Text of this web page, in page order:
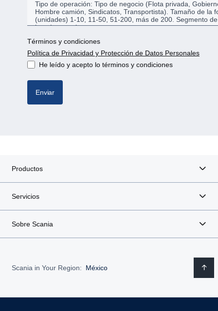
Términos y condiciones
Política de Privacidad y Protección de Datos Personales
He leído y acepto lo términos y condiciones
Enviar
Productos
Servicios
Sobre Scania
Scania in Your Region: México